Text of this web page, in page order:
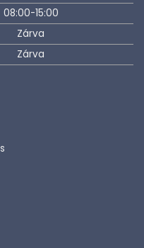
08:00-15:00
Zárva
Zárva